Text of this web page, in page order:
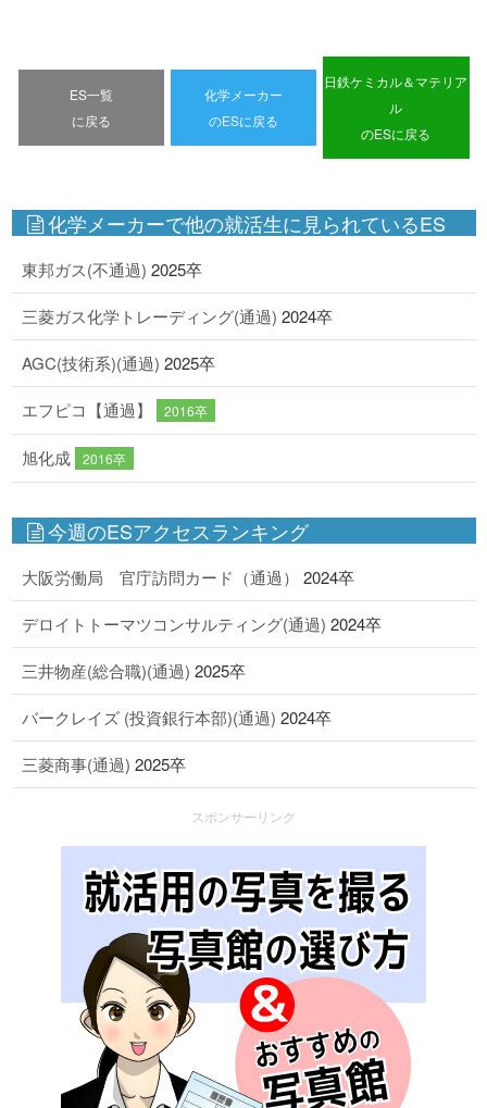
ES一覧
に戻る
化学メーカー
のESに戻る
日鉄ケミカル＆マテリア
ル
のESに戻る
化学メーカーで他の就活生に見られているES
東邦ガス(不通過) 2025卒
三菱ガス化学トレーディング(通過) 2024卒
AGC(技術系)(通過) 2025卒
エフピコ【通過】 2016卒
旭化成 2016卒
今週のESアクセスランキング
大阪労働局 官庁訪問カード（通過） 2024卒
デロイトトーマツコンサルティング(通過) 2024卒
三井物産(総合職)(通過) 2025卒
バークレイズ (投資銀行本部)(通過) 2024卒
三菱商事(通過) 2025卒
スポンサーリンク